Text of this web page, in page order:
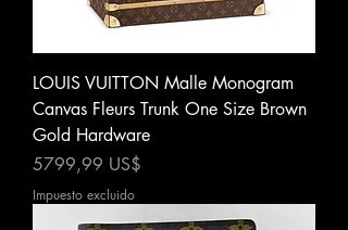
LOUIS VUITTON Malle Monogram
Canvas Fleurs Trunk One Size Brown
Gold Hardware
Precio
5799,99 US$
Impuesto excluido